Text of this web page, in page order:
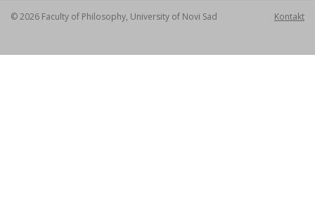
© 2026 Faculty of Philosophy, University of Novi Sad Kontakt